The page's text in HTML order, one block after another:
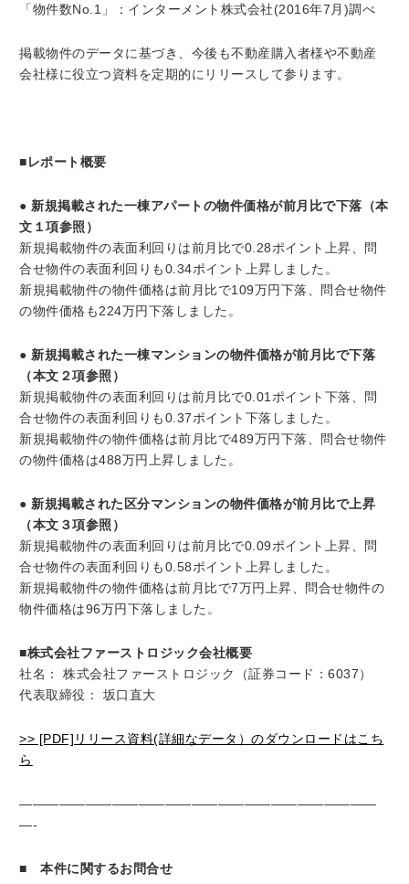
「物件数No.1」：インターメント株式会社(2016年7月)調べ
掲載物件のデータに基づき、今後も不動産購入者様や不動産
会社様に役立つ資料を定期的にリリースして参ります。
■レポート概要
● 新規掲載された一棟アパートの物件価格が前月比で下落（本
文１項参照）
新規掲載物件の表面利回りは前月比で0.28ポイント上昇、問
合せ物件の表面利回りも0.34ポイント上昇しました。
新規掲載物件の物件価格は前月比で109万円下落、問合せ物件
の物件価格も224万円下落しました。
● 新規掲載された一棟マンションの物件価格が前月比で下落
（本文２項参照）
新規掲載物件の表面利回りは前月比で0.01ポイント下落、問
合せ物件の表面利回りも0.37ポイント下落しました。
新規掲載物件の物件価格は前月比で489万円下落、問合せ物件
の物件価格は488万円上昇しました。
● 新規掲載された区分マンションの物件価格が前月比で上昇
（本文３項参照）
新規掲載物件の表面利回りは前月比で0.09ポイント上昇、問
合せ物件の表面利回りも0.58ポイント上昇しました。
新規掲載物件の物件価格は前月比で7万円上昇、問合せ物件の
物件価格は96万円下落しました。
■株式会社ファーストロジック会社概要
社名： 株式会社ファーストロジック（証券コード：6037）
代表取締役： 坂口直大
>> [PDF]リリース資料(詳細なデータ）のダウンロードはこち
ら
———————————————————————————
—-
■ 本件に関するお問合せ